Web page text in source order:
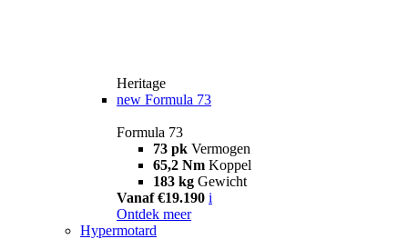
Heritage
new Formula 73
Formula 73
73 pk Vermogen
65,2 Nm Koppel
183 kg Gewicht
Vanaf €19.190 i
Ontdek meer
Hypermotard